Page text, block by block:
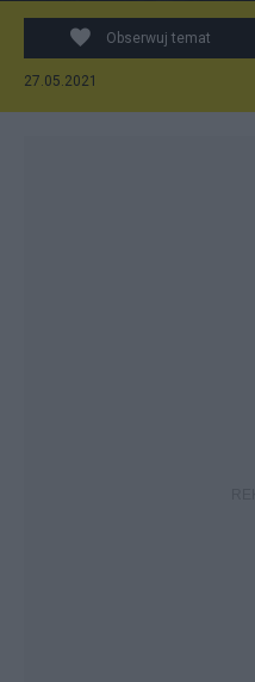
Obserwuj temat
27.05.2021